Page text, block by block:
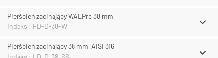
Pierścień zacinający WALPro 38 mm
Indeks : HD-D-38-W
Pierścień zacinający 38 mm, AISI 316